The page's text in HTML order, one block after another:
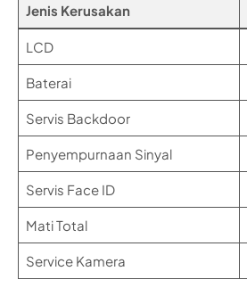
Jenis Kerusakan
LCD
Baterai
Servis Backdoor
Penyempurnaan Sinyal
Servis Face ID
Mati Total
Service Kamera